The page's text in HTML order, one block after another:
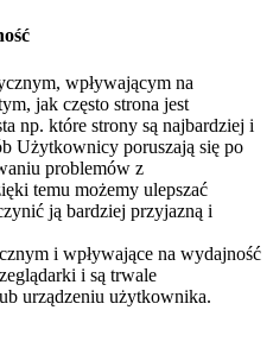
wpływającym na
jak często strona jest
np. które strony są najbardziej i
Użytkownicy poruszają się po
problemów z
temu możemy ulepszać
ją bardziej przyjazną i
i wpływające na wydajność
i są trwale
urządzeniu użytkownika.